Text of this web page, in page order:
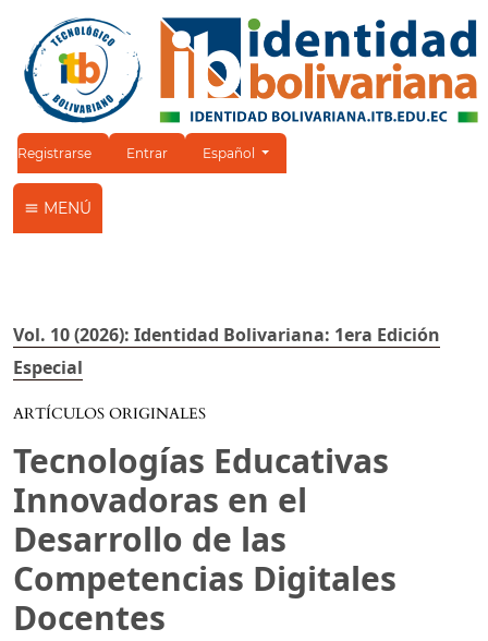
Registrarse Entrar Cambiar el idioma. El idioma actual es:
Español
MENÚ
Vol. 10 (2026): Identidad Bolivariana: 1era Edición
Especial
ARTÍCULOS ORIGINALES
Tecnologías Educativas
Innovadoras en el
Desarrollo de las
Competencias Digitales
Docentes